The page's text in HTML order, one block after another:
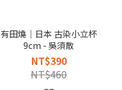
有田燒｜日本 古染小立杯
9cm - 吳須散
NT$390
NT$460